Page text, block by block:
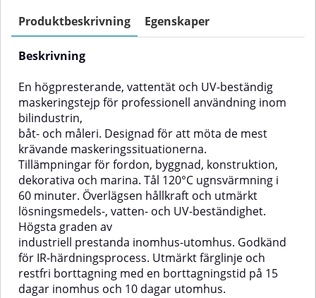
Produktbeskrivning Egenskaper
Beskrivning
En högpresterande, vattentät och UV-beständig
maskeringstejp för professionell användning inom
bilindustrin,
båt- och måleri. Designad för att möta de mest
krävande maskeringssituationerna.
Tillämpningar för fordon, byggnad, konstruktion,
dekorativa och marina. Tål 120°C ugnsvärmning i
60 minuter. Överlägsen hållkraft och utmärkt
lösningsmedels-, vatten- och UV-beständighet.
Högsta graden av
industriell prestanda inomhus-utomhus. Godkänd
för IR-härdningsprocess. Utmärkt färglinje och
restfri borttagning med en borttagningstid på 15
dagar inomhus och 10 dagar utomhus.